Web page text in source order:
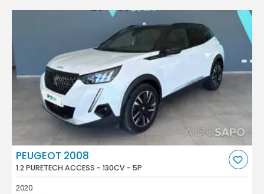
PEUGEOT 2008
1.2 PURETECH ACCESS - 130CV - 5P
2020